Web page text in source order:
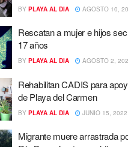
BY PLAYA AL DIA AGOSTO 10,
Rescatan a mujer e hijos
17 años
BY PLAYA AL DIA AGOSTO 2,
Rehabilitan CADIS para
de Playa del Carmen
BY PLAYA AL DIA JUNIO 15, 2022
Migrante muere arrastrada